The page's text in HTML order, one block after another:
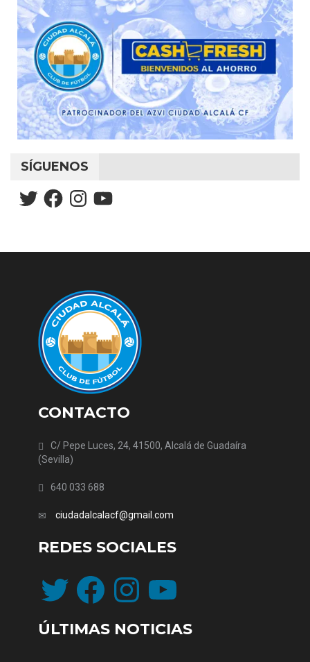
SÍGUENOS
TwitterFacebookInstagramYouTube
CONTACTO
C/ Pepe Luces, 24, 41500, Alcalá de Guadaíra
(Sevilla)
640 033 688
ciudadalcalacf@gmail.com
REDES SOCIALES
Twitter FacebookInstagramYouTube
ÚLTIMAS NOTICIAS